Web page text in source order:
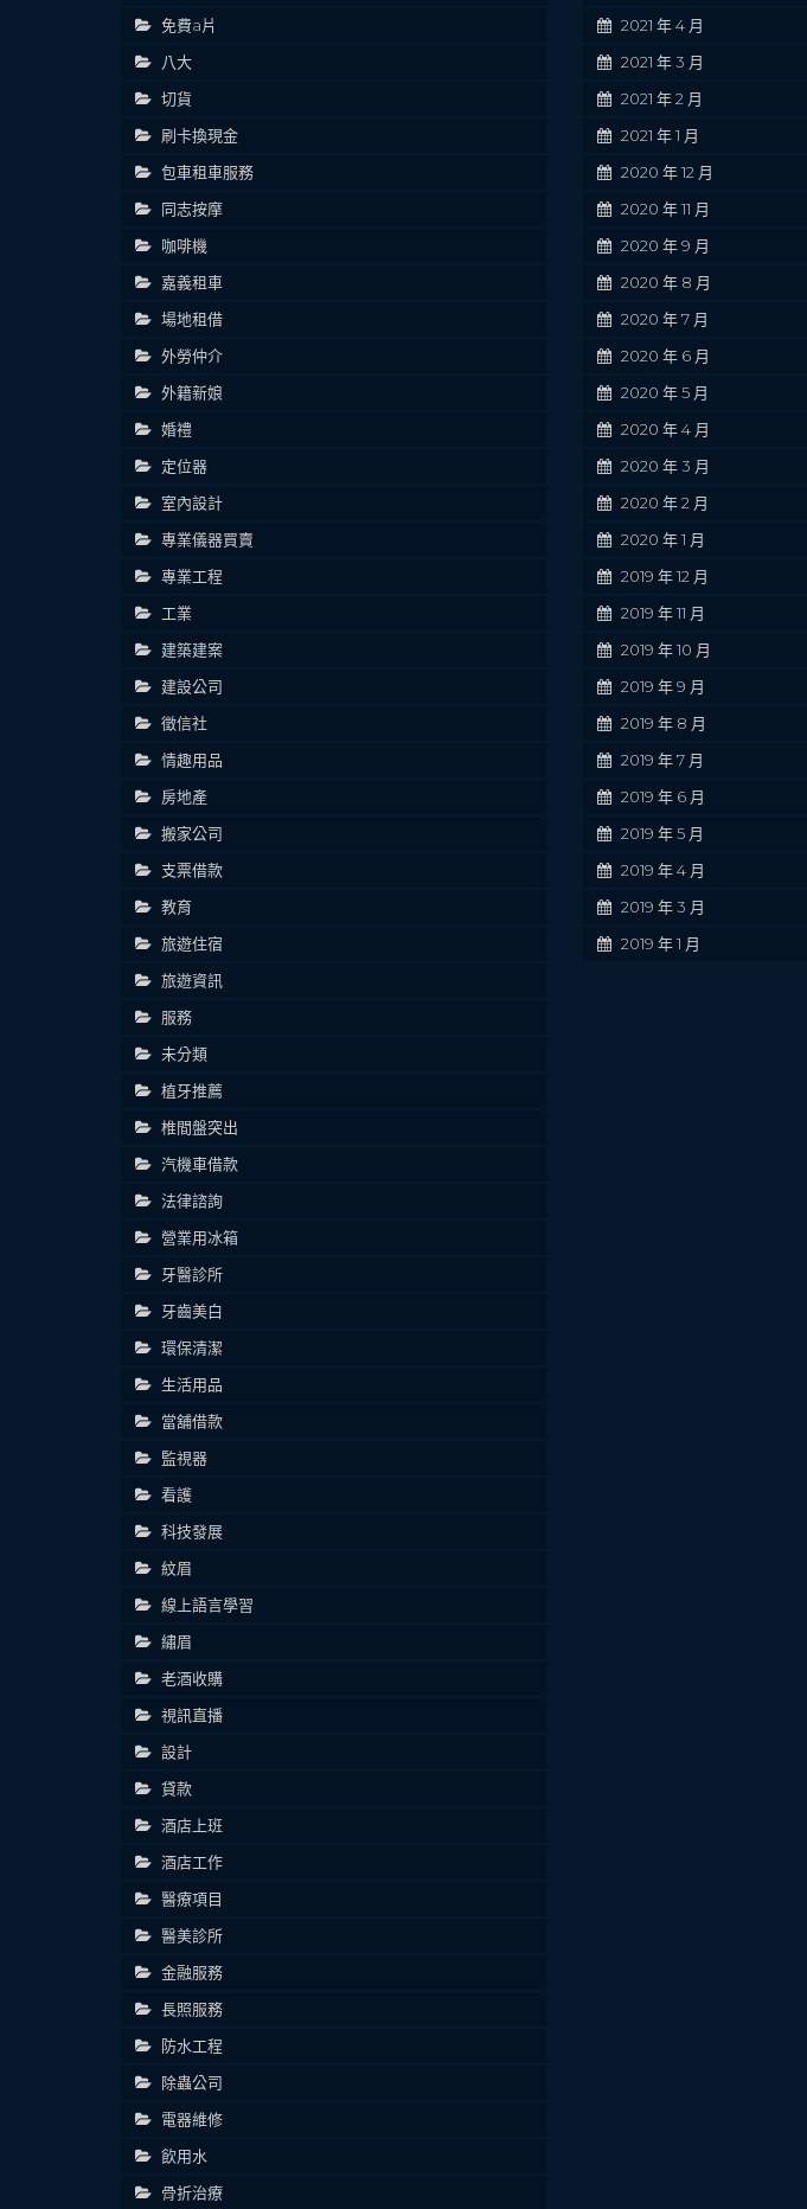
免費a片
八大
切貨
刷卡換現金
包車租車服務
同志按摩
咖啡機
嘉義租車
場地租借
外勞仲介
外籍新娘
婚禮
定位器
室內設計
專業儀器買賣
專業工程
工業
建築建案
建設公司
徵信社
情趣用品
房地產
搬家公司
支票借款
教育
旅遊住宿
旅遊資訊
服務
未分類
植牙推薦
椎間盤突出
汽機車借款
法律諮詢
營業用冰箱
牙醫診所
牙齒美白
環保清潔
生活用品
當舖借款
監視器
看護
科技發展
紋眉
線上語言學習
繡眉
老酒收購
視訊直播
設計
貸款
酒店上班
酒店工作
醫療項目
醫美診所
金融服務
長照服務
防水工程
除蟲公司
電器維修
飲用水
骨折治療
2021 年 4 月
2021 年 3 月
2021 年 2 月
2021 年 1 月
2020 年 12 月
2020 年 11 月
2020 年 9 月
2020 年 8 月
2020 年 7 月
2020 年 6 月
2020 年 5 月
2020 年 4 月
2020 年 3 月
2020 年 2 月
2020 年 1 月
2019 年 12 月
2019 年 11 月
2019 年 10 月
2019 年 9 月
2019 年 8 月
2019 年 7 月
2019 年 6 月
2019 年 5 月
2019 年 4 月
2019 年 3 月
2019 年 1 月